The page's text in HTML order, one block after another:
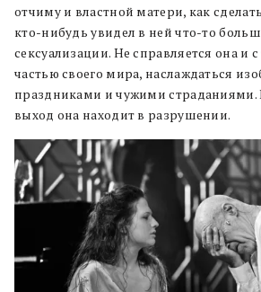
отчиму и властной матери, как
кто-нибудь увидел в ней что-то
сексуализации. Не справляется она и
частью своего мира, наслаждаться
праздниками и чужими страданиями.
выход она находит в разрушении.